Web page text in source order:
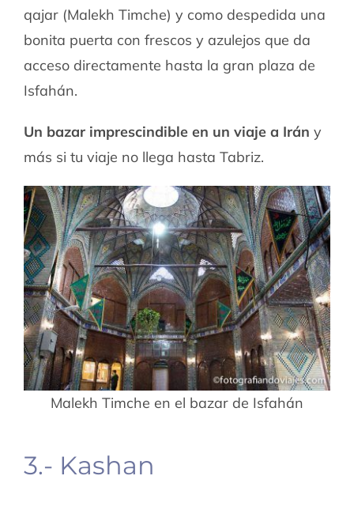
qajar (Malekh Timche) y como despedida una
bonita puerta con frescos y azulejos que da
acceso directamente hasta la gran plaza de
Isfahán.
Un bazar imprescindible en un viaje a Irán y
más si tu viaje no llega hasta Tabriz.
Malekh Timche en el bazar de Isfahán
3.- Kashan